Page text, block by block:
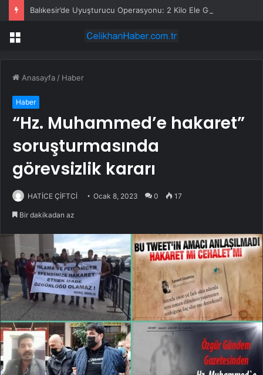
Balıkesir’de Uyuşturucu Operasyonu: 2 Kilo Ele Geçirildi
Menü
Anasayfa / Haber
Haber
“Hz. Muhammed’e hakaret”
soruşturmasında
görevsizlik kararı
HATİCE ÇİFTCİ Ocak 8, 2023 0 17
Bir dakikadan az